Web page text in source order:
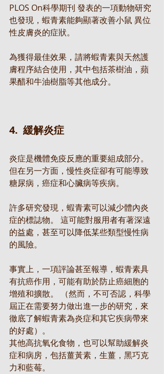
PLOS On科學期刊 發表的一項動物研究
也發現，蝦青素能夠顯著改善小鼠 異位
性皮膚炎的症狀。
為獲得最佳效果，請將蝦青素與天然護
膚程序結合使用，其中包括茶樹油，蘋
果醋和牛油樹脂等其他成分。
4.  緩解炎症
炎症是機體免疫反應的重要組成部分。
但在另一方面，慢性炎症卻有可能導致
糖尿病，癌症和心臟病等疾病。
許多研究發現，蝦青素可以減少體內炎
症的標誌物。 這可能對服用者有著深遠
的益處，甚至可以降低某些類型慢性病
的風險。
事實上，一項評論甚至報導，蝦青素具
有抗癌作用，可能有助於防止癌細胞的
增殖和擴散。 （然而，不可否認，科學
屆正在需要努力做出進一步的研究，來
徹底了解蝦青素為炎症和其它疾病帶來
的好處）。
其他高抗氧化食物，也可以幫助緩解炎
症和病房，包括薑黃素，生薑，黑巧克
力和藍莓。